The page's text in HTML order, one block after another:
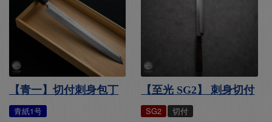
【青一】切付刺身包丁
青紙1号
【至光 SG2】 刺身切付
SG2 切付